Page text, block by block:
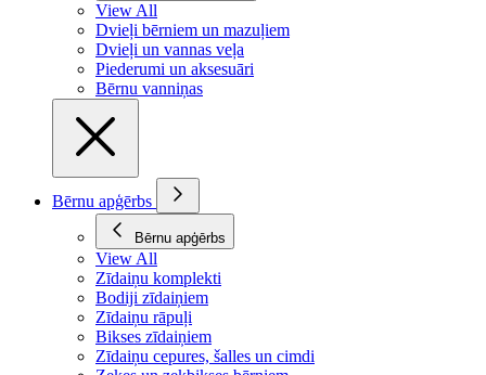
View All
Dvieļi bērniem un mazuļiem
Dvieļi un vannas veļa
Piederumi un aksesuāri
Bērnu vanniņas
Bērnu apģērbs
Bērnu apģērbs
View All
Zīdaiņu komplekti
Bodiji zīdaiņiem
Zīdaiņu rāpuļi
Bikses zīdaiņiem
Zīdaiņu cepures, šalles un cimdi